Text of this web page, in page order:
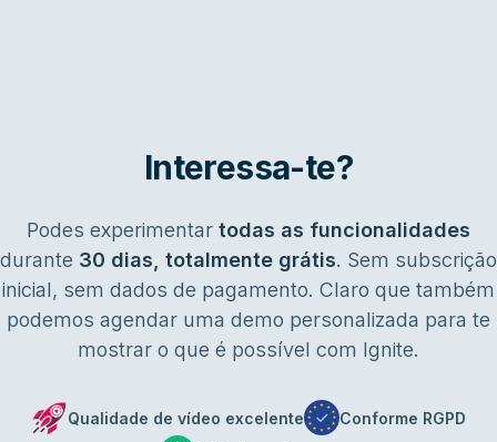
Interessa-te?
Podes experimentar todas as funcionalidades
durante 30 dias, totalmente grátis. Sem subscrição
inicial, sem dados de pagamento. Claro que também
podemos agendar uma demo personalizada para te
mostrar o que é possível com Ignite.
Qualidade de vídeo excelente
Conforme RGPD